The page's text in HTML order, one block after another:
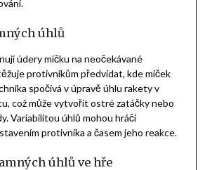
úhlů
údery míčku na neočekávané
protivníkům předvídat, kde míček
spočívá v úpravě úhlu rakety v
což může vytvořit ostré zatáčky nebo
Variabilitou úhlů mohou hráči
protivníka a časem jeho reakce.
úhlů ve hře